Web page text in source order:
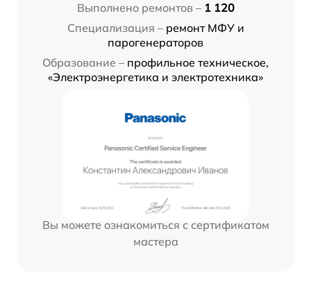
Выполнено ремонтов – 1 120
Специализация – ремонт МФУ и
парогенераторов
Образование – профильное техническое,
«Электроэнергетика и электротехника»
Вы можете ознакомиться с сертификатом
мастера